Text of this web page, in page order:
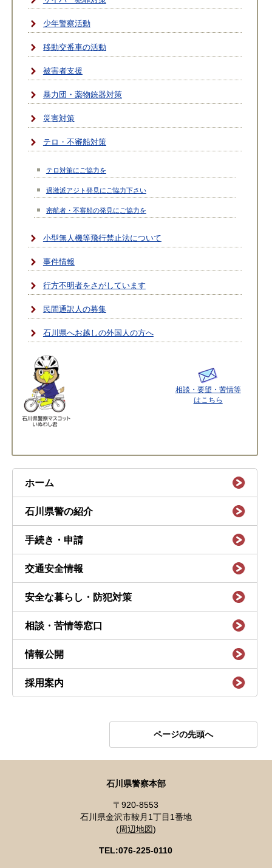
少年警察活動
移動交番車の活動
被害者支援
暴力団・薬物銃器対策
災害対策
テロ・不審船対策
テロ対策にご協力を
過激派アジト発見にご協力下さい
密航者・不審船の発見にご協力を
小型無人機等飛行禁止法について
事件情報
行方不明者をさがしています
民間通訳人の募集
石川県へお越しの外国人の方へ
相談・要望・苦情等
はこちら
ホーム
石川県警の紹介
手続き・申請
交通安全情報
安全な暮らし・防犯対策
相談・苦情等窓口
情報公開
採用案内
ページの先頭へ
石川県警察本部
〒920-8553
石川県金沢市鞍月1丁目1番地
(周辺地図 )
TEL:076-225-0110